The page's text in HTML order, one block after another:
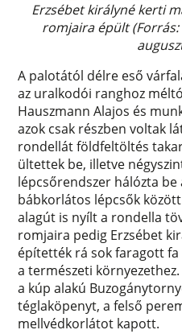
Erzsébet királyné kerti
romjaira épült (Forrás:
A palotától délre eső
az uralkodói ranghoz
Hauszmann Alajos és
azok csak részben voltak
rondellát földfeltöltés
ültettek be, illetve
lépcsőrendszer hálózta
bábkorlátos lépcsők
alagút is nyílt a rondella
romjaira pedig Erzsébet
építették rá sok faragott fa
a természeti
a kúp alakú
téglaköpenyt, a felső
mellvédkorlátot kapott.